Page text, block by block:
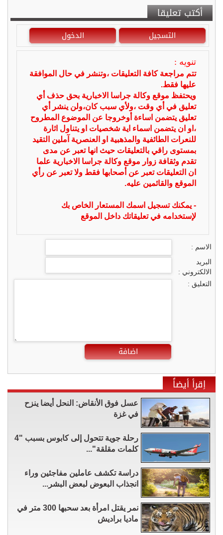
أكتب تعليقا
التسجيل الدخول
تنويه :
تتم مراجعة كافة التعليقات ،وتنشر في حال الموافقة
عليها فقط.
ويحتفظ موقع وكالة جراسا الاخبارية بحق حذف أي
تعليق في أي وقت ،ولأي سبب كان،ولن ينشر أي
تعليق يتضمن اساءة أوخروجا عن الموضوع المطروح
،او ان يتضمن اسماء اية شخصيات او يتناول اثارة
للنعرات الطائفية والمذهبية او العنصرية آملين التقيد
بمستوى راقي بالتعليقات حيث انها تعبر عن مدى
تقدم وثقافة زوار موقع وكالة جراسا الاخبارية علما
ان التعليقات تعبر عن أصحابها فقط ولا تعبر عن رأي
الموقع والقائمين عليه.
- يمكنك تسجيل اسمك المستعار الخاص بك
لإستخدامه في تعليقاتك داخل الموقع
الاسم :
البريد
الالكتروني :
التعليق :
اضافة
إقرأ أيضاً
عسل فوق الأنقاض: النحل أيضا ينزح
في غزة
رحلة جوية تتحول إلى كابوس بسبب "4
كلمات مقلقة"...
دراسة تكشف عاملين مفاجئين وراء
انجذاب البعوض لبعض البشر...
نمر يقتل امرأة بعد سحبها 300 متر في
ماديا براديش